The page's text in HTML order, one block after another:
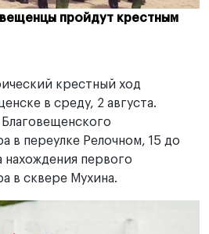
пройдут крестным
крестный ход
в среду, 2 августа.
в переулке Релочном, 15 до
нахождения первого
в сквере Мухина.